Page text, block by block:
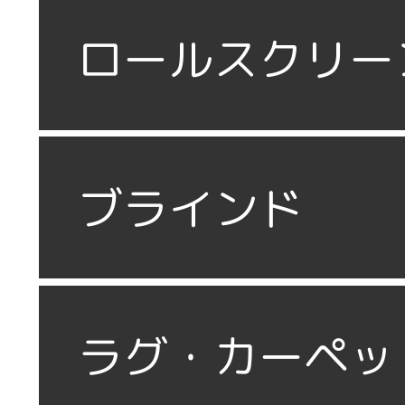
ロールスクリ
ブラインド
ラグ・カーペ